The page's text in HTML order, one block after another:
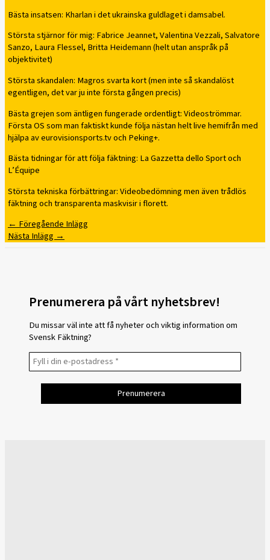
Bästa insatsen: Kharlan i det ukrainska guldlaget i damsabel.
Största stjärnor för mig: Fabrice Jeannet, Valentina Vezzali, Salvatore
Sanzo, Laura Flessel, Britta Heidemann (helt utan anspråk på
objektivitet)
Största skandalen: Magros svarta kort (men inte så skandalöst
egentligen, det var ju inte första gången precis)
Bästa grejen som äntligen fungerade ordentligt: Videoströmmar.
Första OS som man faktiskt kunde följa nästan helt live hemifrån med
hjälpa av eurovisionsports.tv och Peking+.
Bästa tidningar för att följa fäktning: La Gazzetta dello Sport och
L’Équipe
Största tekniska förbättringar: Videobedömning men även trådlös
fäktning och transparenta maskvisir i florett.
←Föregående Inlägg
Nästa Inlägg→
Prenumerera på vårt nyhetsbrev!
Du missar väl inte att få nyheter och viktig information om
Svensk Fäktning?